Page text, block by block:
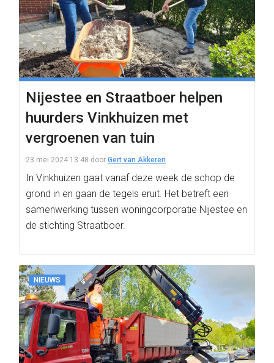
Nijestee en Straatboer helpen
huurders Vinkhuizen met
vergroenen van tuin
23 mei 2024 13:48 door Gert van Akkeren
In Vinkhuizen gaat vanaf deze week de schop de
grond in en gaan de tegels eruit. Het betreft een
samenwerking tussen woningcorporatie Nijestee en
de stichting Straatboer.
NIEUWS